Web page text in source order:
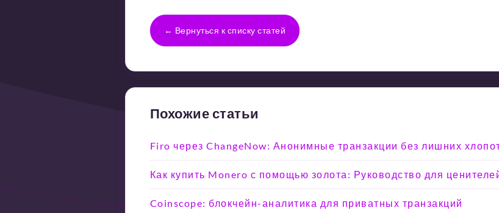
← Вернуться к списку статей
Похожие статьи
Firo через ChangeNow: Анонимные транзакции без лишних
Как купить Monero с помощью золота: Руководство для
Coinscope: блокчейн-аналитика для приватных транзакций